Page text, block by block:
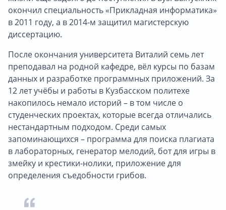
окончил специальность «Прикладная информатика»
в 2011 году, а в 2014-м защитил магистерскую
диссертацию.
После окончания университета Виталий семь лет
преподавал на родной кафедре, вёл курсы по базам
данных и разработке программных приложений. За
12 лет учёбы и работы в Кузбасском политехе
накопилось немало историй – в том числе о
студенческих проектах, которые всегда отличались
нестандартным подходом. Среди самых
запоминающихся – программа для поиска плагиата
в лабораторных, генератор мелодий, бот для игры в
змейку и крестики-нолики, приложение для
определения съедобности грибов.